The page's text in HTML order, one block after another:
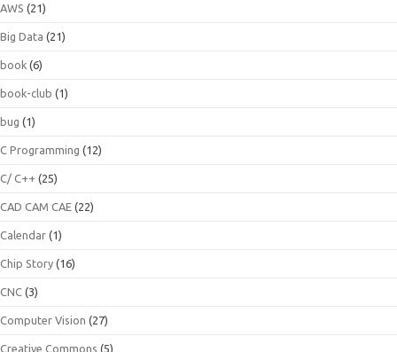
AWS (21)
Big Data (21)
book (6)
book-club (1)
bug (1)
C Programming (12)
C/ C++ (25)
CAD CAM CAE (22)
Calendar (1)
Chip Story (16)
CNC (3)
Computer Vision (27)
Creative Commons (5)